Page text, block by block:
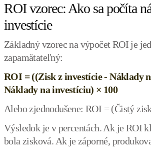
ROI vzorec: Ako sa počíta
investície
Základný vzorec na výpočet ROI je
zapamätateľný:
ROI = ((Zisk z investície - Náklady
Náklady na investíciu) × 100
Alebo zjednodušene: ROI = (Čistý
Výsledok je v percentách. Ak je ROI
bola zisková. Ak je záporné,